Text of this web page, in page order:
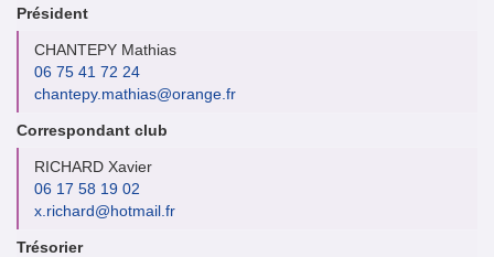
Président
CHANTEPY Mathias
06 75 41 72 24
chantepy.mathias@orange.fr
Correspondant club
RICHARD Xavier
06 17 58 19 02
x.richard@hotmail.fr
Trésorier